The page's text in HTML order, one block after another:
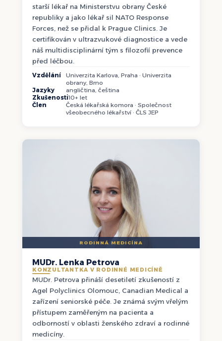
starší lékař na Ministerstvu obrany České
republiky a jako lékař sil NATO Response
Forces, než se přidal k Prague Clinics. Je
certifikován v ultrazvukové diagnostice a vede
náš multidisciplinární tým s filozofií prevence
před léčbou.
Vzdělání
Univerzita Karlova, Praha · Univerzita
obrany, Brno
Jazyky
angličtina, čeština
Zkušenosti10+ let
Člen
Česká lékařská komora · Společnost
všeobecného lékařství · ČLS JEP
RODINNÁ MEDICÍNA
MUDr. Lenka Petrova
KONZULTANTKA V RODINNÉ MEDICÍNĚ
MUDr. Petrova přináší desetiletí zkušeností z
Agel Polyclinics Olomouc, Canadian Medical a
zařízení seniorské péče. Je známá svým vřelým
přístupem zaměřeným na pacienta a
odborností v oblasti ženského zdraví a rodinné
medicíny.